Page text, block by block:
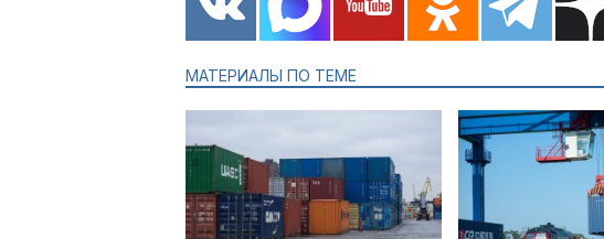
МАТЕРИАЛЫ ПО ТЕМЕ